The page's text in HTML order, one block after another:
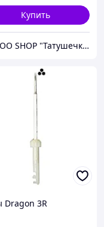
Купить
TATTOO SHOP "Татушечка" Молдова
Dragon 3R